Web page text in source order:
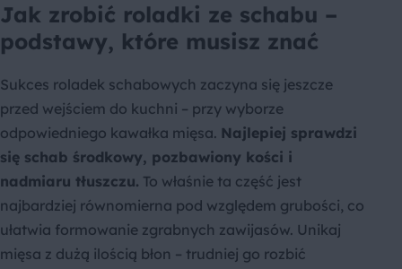
Jak zrobić roladki ze schabu –
podstawy, które musisz znać
Sukces roladek schabowych zaczyna się jeszcze
przed wejściem do kuchni – przy wyborze
odpowiedniego kawałka mięsa. Najlepiej sprawdzi
się schab środkowy, pozbawiony kości i
nadmiaru tłuszczu. To właśnie ta część jest
najbardziej równomierna pod względem grubości, co
ułatwia formowanie zgrabnych zawijasów. Unikaj
mięsa z dużą ilością błon – trudniej go rozbić